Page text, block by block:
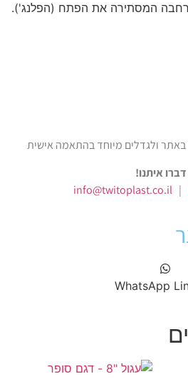
המסתירה את הפתח (הפלנג').
ולגדלים מיוחד בהתאמה אישית
דברו איתנו!
|
info@twitoplast.co.il
WhatsApp